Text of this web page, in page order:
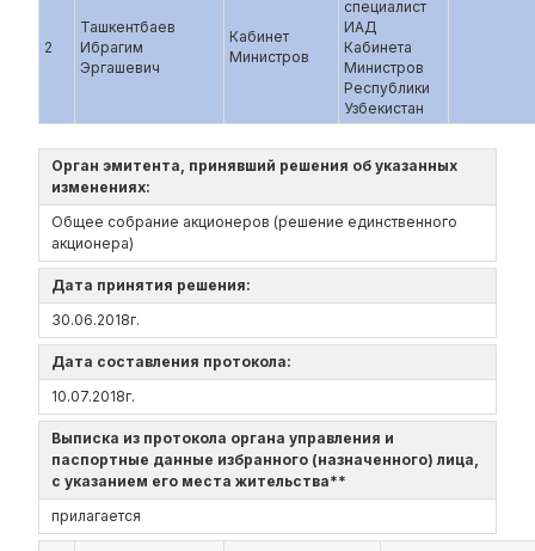
2
Ташкентбаев
Ибрагим
Эргашевич
Кабинет
Министров
специалист
ИАД
Кабинета
Министров
Республики
Узбекистан
Орган эмитента, принявший решения об указанных
изменениях:
Общее собрание акционеров (решение единственного
акционера)
Дата принятия решения:
30.06.2018г.
Дата составления протокола:
10.07.2018г.
Выписка из протокола органа управления и
паспортные данные избранного (назначенного) лица,
с указанием его места жительства**
прилагается